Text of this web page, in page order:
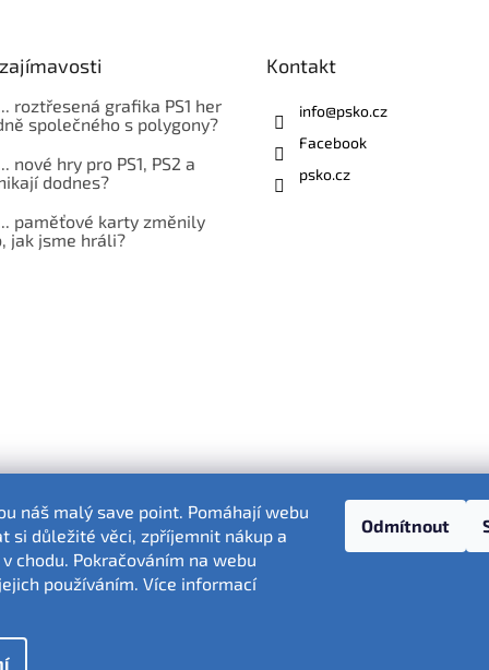
náš malý save point. Pomáhají webu
si důležité věci, zpříjemnit nákup a
chodu. Pokračováním na webu
používáním. Více informací
Odmítnout
roztřesená grafika PS1 her
společného s polygony?
nové hry pro PS1, PS2 a
dodnes?
paměťové karty změnily
jak jsme hráli?
Kontakt
info@psko.cz
Facebook
psko.cz
Fotografie produktů jsou ilustrativní.